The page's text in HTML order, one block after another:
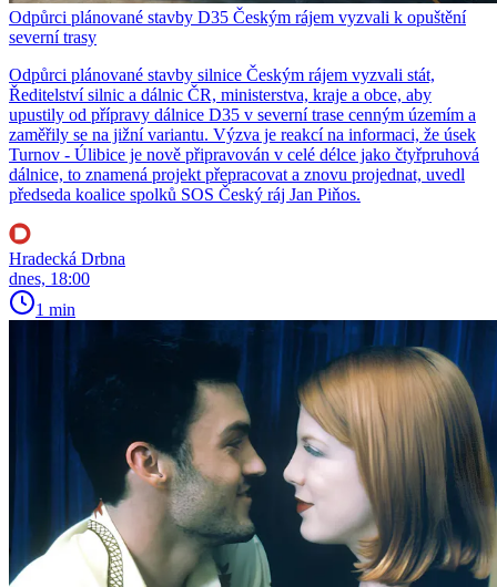
Odpůrci plánované stavby D35 Českým rájem vyzvali k opuštění
severní trasy
Odpůrci plánované stavby silnice Českým rájem vyzvali stát,
Ředitelství silnic a dálnic ČR, ministerstva, kraje a obce, aby
upustily od přípravy dálnice D35 v severní trase cenným územím a
zaměřily se na jižní variantu. Výzva je reakcí na informaci, že úsek
Turnov - Úlibice je nově připravován v celé délce jako čtyřpruhová
dálnice, to znamená projekt přepracovat a znovu projednat, uvedl
předseda koalice spolků SOS Český ráj Jan Piňos.
Hradecká Drbna
dnes, 18:00
1 min